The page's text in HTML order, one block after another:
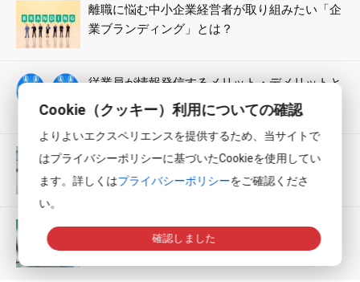
離職に悩む中小企業経営者が取り組みたい「企
業ブランディング」とは？
従業員が情報発信するメリット・デメリットと
注意点とは？
採用に苦戦する中小企業が見直すべき7つのポ
イント！
Googleアナリティクスの使い方！注力すべき
集客方法は何か？
よりよいエクスペリエンスを提供するため、当サイトで
はプライバシーポリシーに基づいたCookieを使用してい
ます。詳しくはプライバシーポリシーをご確認くださ
い。
確認しました